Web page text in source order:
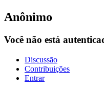
Anônimo
Você não está
Discussão
Contribuições
Entrar